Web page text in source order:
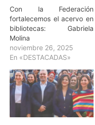
Con la Federación
fortalecemos el acervo en
bibliotecas: Gabriela
Molina
noviembre 26, 2025
En «DESTACADAS»